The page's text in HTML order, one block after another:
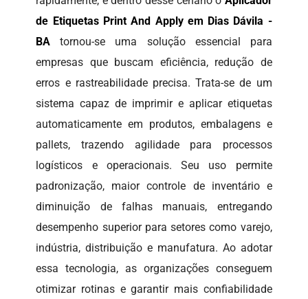
de Etiquetas Print And Apply em Dias Dávila -
BA tornou-se uma solução essencial para
empresas que buscam eficiência, redução de
erros e rastreabilidade precisa. Trata-se de um
sistema capaz de imprimir e aplicar etiquetas
automaticamente em produtos, embalagens e
pallets, trazendo agilidade para processos
logísticos e operacionais. Seu uso permite
padronização, maior controle de inventário e
diminuição de falhas manuais, entregando
desempenho superior para setores como varejo,
indústria, distribuição e manufatura. Ao adotar
essa tecnologia, as organizações conseguem
otimizar rotinas e garantir mais confiabilidade